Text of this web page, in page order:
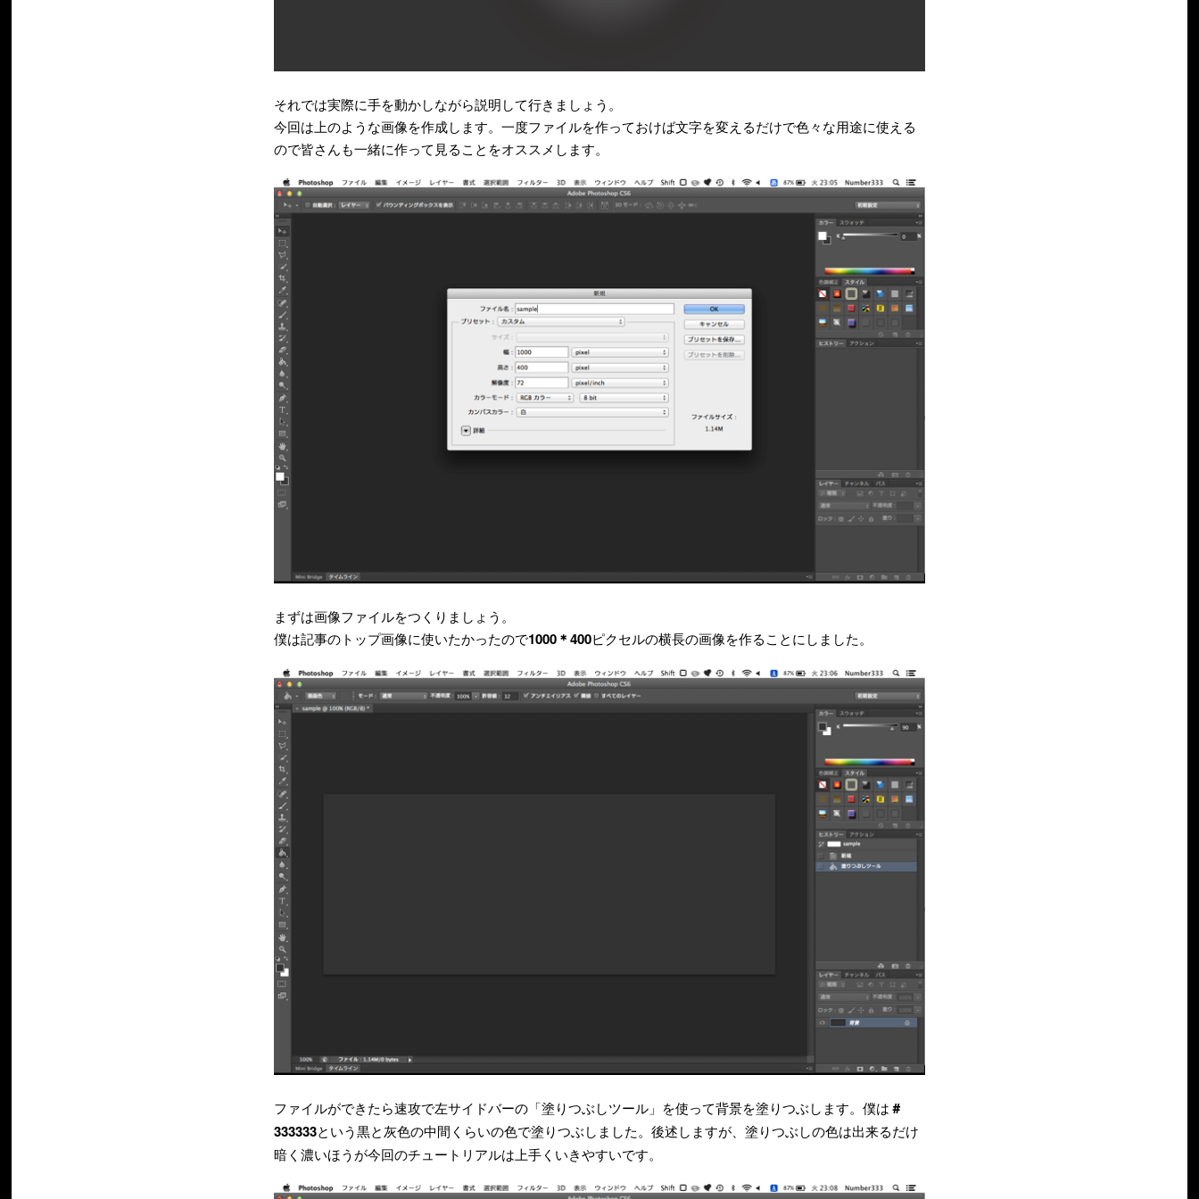
それでは実際に手を動かしながら説明して行きましょう。
今回は上のような画像を作成します。一度ファイルを作っておけば文字を変えるだけで色々な用途に使える
ので皆さんも一緒に作って見ることをオススメします。
まずは画像ファイルをつくりましょう。
僕は記事のトップ画像に使いたかったので1000＊400ピクセルの横長の画像を作ることにしました。
ファイルができたら速攻で左サイドバーの「塗りつぶしツール」を使って背景を塗りつぶします。僕は＃
333333という黒と灰色の中間くらいの色で塗りつぶしました。後述しますが、塗りつぶしの色は出来るだけ
暗く濃いほうが今回のチュートリアルは上手くいきやすいです。